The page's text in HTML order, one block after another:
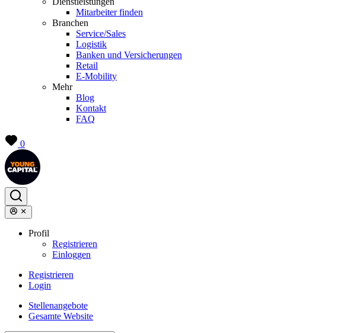
Mitarbeiter finden
Branchen
Service/Sales
Logistik
Banken und Versicherungen
Retail
E-Mobility
Mehr
Blog
Kontakt
FAQ
0
Profil
Registrieren
Einloggen
Registrieren
Login
Stellenangebote
Gesamte Website